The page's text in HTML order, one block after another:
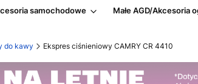
samochodowe Małe AGD/Akcesoria
do kawy Ekspres ciśnieniowy CAMRY CR 4410